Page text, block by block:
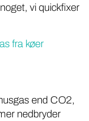
vi quickfixer
fra køer
end CO2,
nedbryder